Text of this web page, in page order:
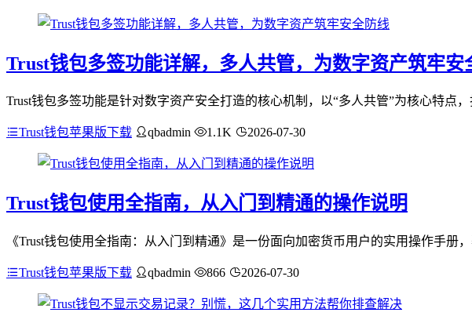
Trust钱包多签功能详解，多人共管，为数字资产筑牢安
Trust钱包多签功能是针对数字资产安全打造的核心机制，以“多人共管”为核心特
Trust钱包苹果版下载 qbadmin 1.1K 2026-07-30
Trust钱包使用全指南，从入门到精通的操作说明
《Trust钱包使用全指南：从入门到精通》是一份面向加密货币用户的实用操作手
Trust钱包苹果版下载 qbadmin 866 2026-07-30